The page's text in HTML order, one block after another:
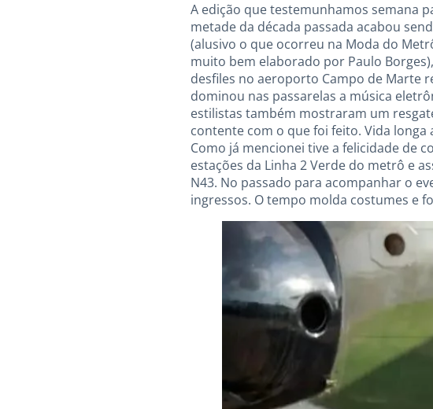
A edição que testemunhamos semana
metade da década passada acabou
(alusivo o que ocorreu na Moda do
muito bem elaborado por Paulo
desfiles no aeroporto Campo de Marte
dominou nas passarelas a música
estilistas também mostraram um
contente com o que foi feito. Vida
Como já mencionei tive a felicidade de
estações da Linha 2 Verde do metrô e
N43. No passado para acompanhar o
ingressos. O tempo molda costumes e